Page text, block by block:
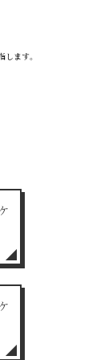
ます。